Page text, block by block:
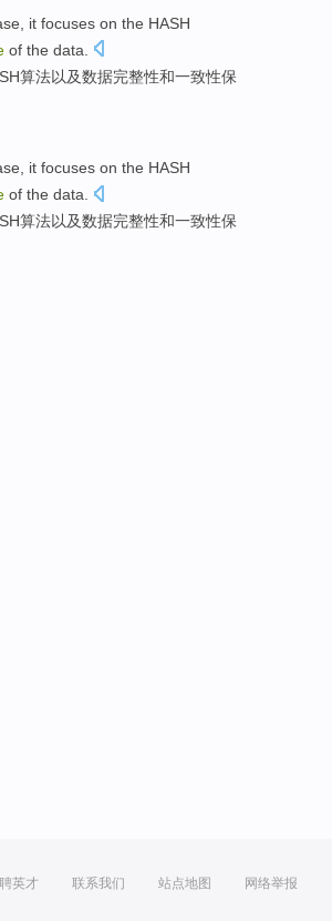
it focuses on the HASH
of the data
算法以及数据完整性和一致性保
, it focuses on the HASH
of the data.
算法以及数据完整性和一致性保
英才 联系我们 站点地图 网络举报